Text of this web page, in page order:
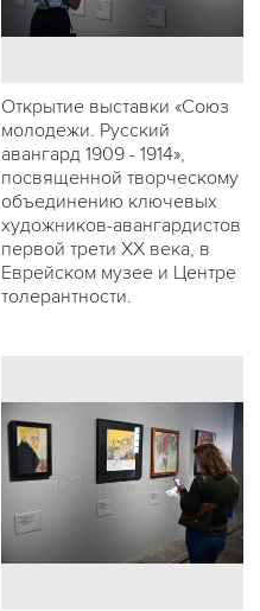
Открытие выставки «Союз
молодежи. Русский
авангард 1909 - 1914»,
посвященной творческому
объединению ключевых
художников-авангардистов
первой трети ХХ века, в
Еврейском музее и Центре
толерантности.